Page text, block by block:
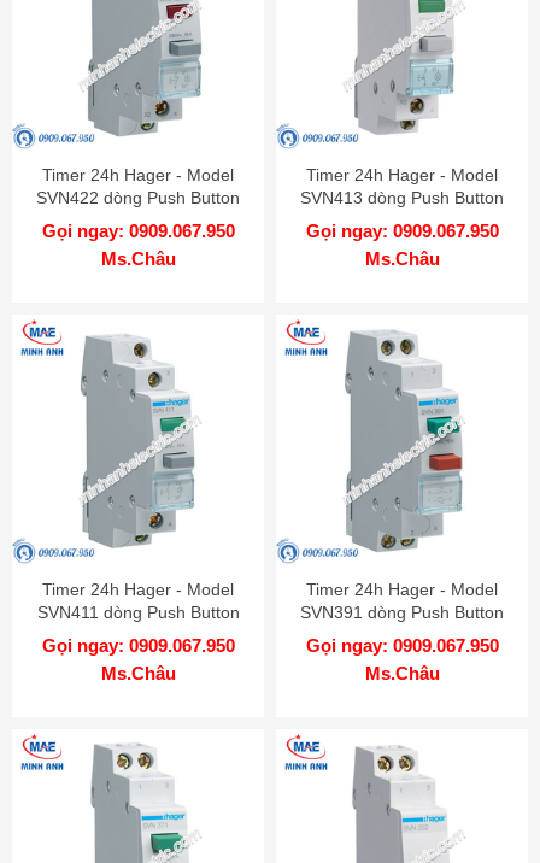
Timer 24h Hager - Model
SVN422 dòng Push Button
Gọi ngay: 0909.067.950
Ms.Châu
Timer 24h Hager - Model
SVN413 dòng Push Button
Gọi ngay: 0909.067.950
Ms.Châu
Timer 24h Hager - Model
SVN411 dòng Push Button
Gọi ngay: 0909.067.950
Ms.Châu
Timer 24h Hager - Model
SVN391 dòng Push Button
Gọi ngay: 0909.067.950
Ms.Châu